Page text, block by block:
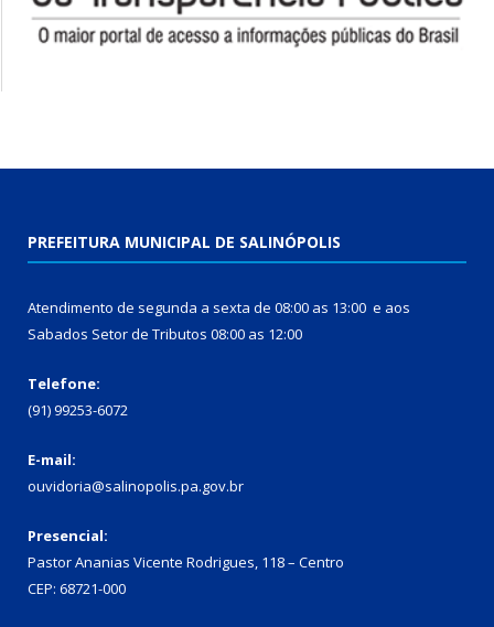
PREFEITURA MUNICIPAL DE SALINÓPOLIS
Atendimento de segunda a sexta de 08:00 as 13:00 e aos
Sabados Setor de Tributos 08:00 as 12:00
Telefone:
(91) 99253-6072
E-mail:
ouvidoria@salinopolis.pa.gov.br
Presencial:
Pastor Ananias Vicente Rodrigues, 118 – Centro
CEP: 68721-000